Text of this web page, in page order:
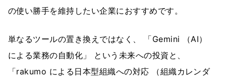
の使い勝手を維持したい企業におすすめです。
単なるツールの置き換えではなく、 「Gemini （AI）
による業務の自動化」 という未来への投資と、
「rakumo による日本型組織への対応 （組織カレンダ